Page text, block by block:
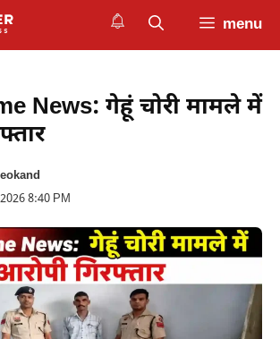
menu
News: गेहूं चोरी मामले में
8:40 PM